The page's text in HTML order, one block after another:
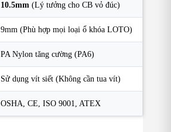
10.5mm (Lý tưởng cho CB vỏ đúc)
9mm (Phù hợp mọi loại ổ khóa LOTO)
PA Nylon tăng cường (PA6)
Sử dụng vít siết (Không cần tua vít)
OSHA, CE, ISO 9001, ATEX